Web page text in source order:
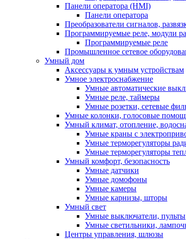
Панели оператора (HMI)
Панели оператора
Преобразователи сигналов,
Программируемые реле, модули
Программируемые реле
Промышленное сетевое
Умный дом
Аксессуары к умным устройствам
Умное электроснабжение
Умные автоматические
Умные реле, таймеры
Умные розетки, сетевые
Умные колонки, голосовые
Умный климат, отопление,
Умные краны с
Умные терморегуляторы
Умные терморегуляторы
Умный комфорт, безопасность
Умные датчики
Умные домофоны
Умные камеры
Умные карнизы, шторы
Умный свет
Умные выключатели, пульты
Умные светильники,
Центры управления, шлюзы